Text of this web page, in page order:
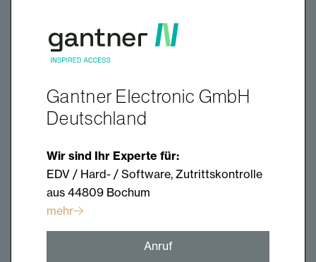
Gantner Electronic GmbH
Deutschland
Wir sind Ihr Experte für:
EDV / Hard- / Software, Zutrittskontrolle
aus 44809 Bochum
mehr
Anruf